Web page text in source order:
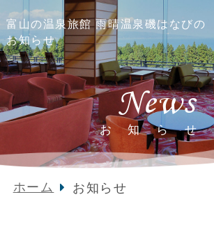
富山の温泉旅館 雨晴温泉磯はなびの
お知らせ
News
お知らせ
ホーム お知らせ